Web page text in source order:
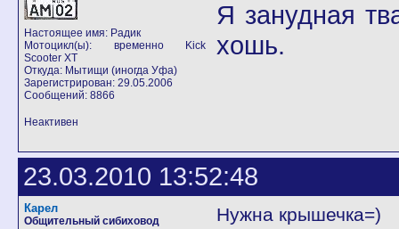
Настоящее имя: Радик
Мотоцикл(ы): временно Kick
Scooter XT
Откуда: Мытищи (иногда Уфа)
Зарегистрирован: 29.05.2006
Сообщений: 8866
Я занудная
хошь.
Неактивен
23.03.2010 13:52:48
Карел
Общительный сибиховод
Нужна крышечка=)